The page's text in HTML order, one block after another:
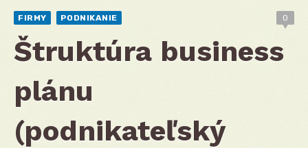
FIRMY PODNIKANIE 0
Štruktúra business
plánu
(podnikateľský